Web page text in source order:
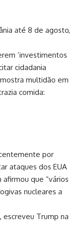
até 8 de agosto,
‘investimentos
cidadania
multidão em
comida:
por
ataques dos EUA
que “vários
nucleares a
escreveu Trump na